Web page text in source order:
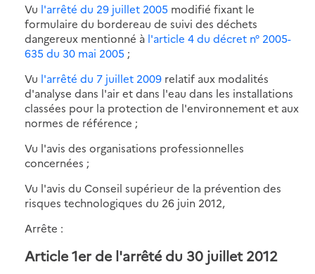
Vu l'arrêté du 29 juillet 2005 modifié fixant le
formulaire du bordereau de suivi des déchets
dangereux mentionné à l'article 4 du décret n° 2005-
635 du 30 mai 2005 ;
Vu l'arrêté du 7 juillet 2009 relatif aux modalités
d'analyse dans l'air et dans l'eau dans les installations
classées pour la protection de l'environnement et aux
normes de référence ;
Vu l'avis des organisations professionnelles
concernées ;
Vu l'avis du Conseil supérieur de la prévention des
risques technologiques du 26 juin 2012,
Arrête :
Article 1er de l'arrêté du 30 juillet 2012